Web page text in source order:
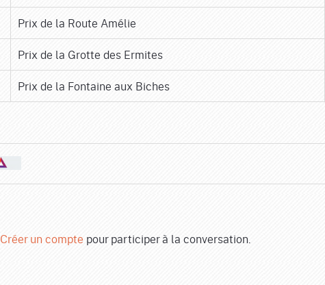
Prix de la Route Amélie
Prix de la Grotte des Ermites
Prix de la Fontaine aux Biches
Créer un compte pour participer à la conversation.